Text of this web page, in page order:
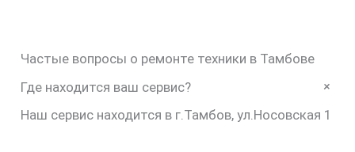
Частые вопросы о ремонте техники в Тамбове
Где находится ваш сервис?
+
Наш сервис находится в г.Тамбов, ул.Носовская 1